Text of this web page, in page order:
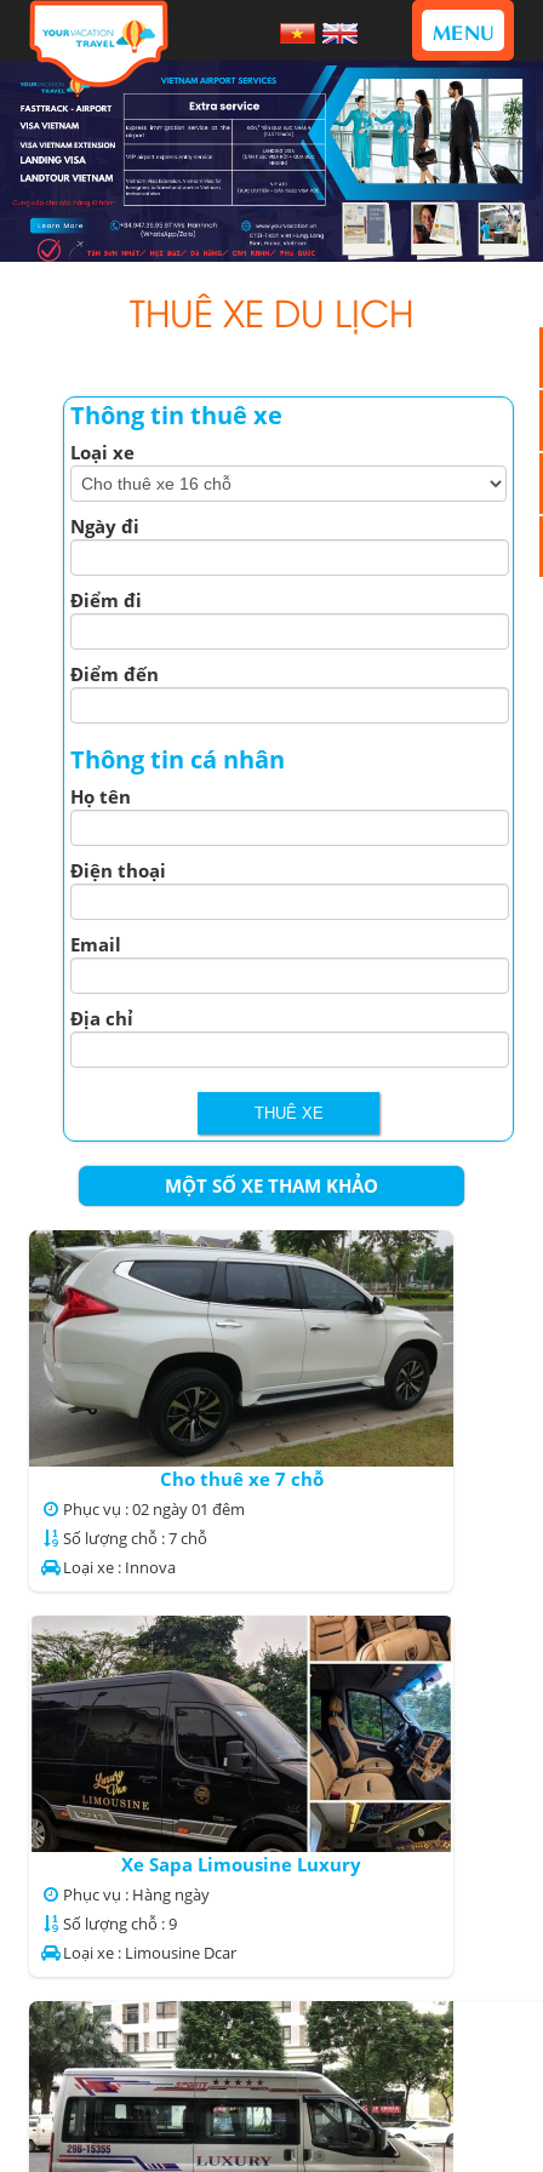
MENU
THUÊ XE DU LỊCH
Thông tin thuê xe
Loại xe
Ngày đi
Điểm đi
Điểm đến
Thông tin cá nhân
Họ tên
Điện thoại
Email
Địa chỉ
MỘT SỐ XE THAM KHẢO
Cho thuê xe 7 chỗ
Phục vụ : 02 ngày 01 đêm
Số lượng chỗ : 7 chỗ
Loại xe : Innova
Xe Sapa Limousine Luxury
Phục vụ : Hàng ngày
Số lượng chỗ : 9
Loại xe : Limousine Dcar